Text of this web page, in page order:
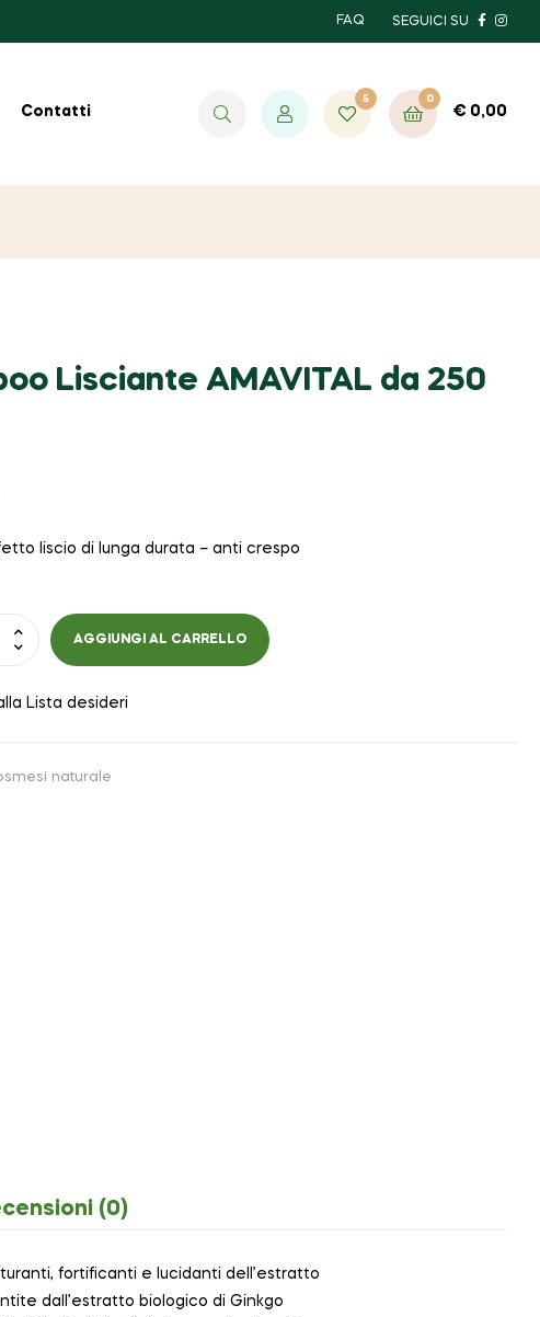
FAQ SEGUICI SU
Contatti
5 0
€ 0,00
Lisciante AMAVITAL da 250
liscio di lunga durata – anti crespo
AGGIUNGI AL CARRELLO
Lista desideri
naturale
(0)
fortificanti e lucidanti dell’estratto
dall’estratto biologico di Ginkgo